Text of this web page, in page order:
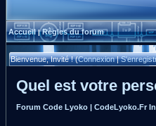
Accueil|Règles du forum
Bienvenue, Invité ! (Connexion|
Quel est votre
Forum Code Lyoko | CodeLyoko.Fr